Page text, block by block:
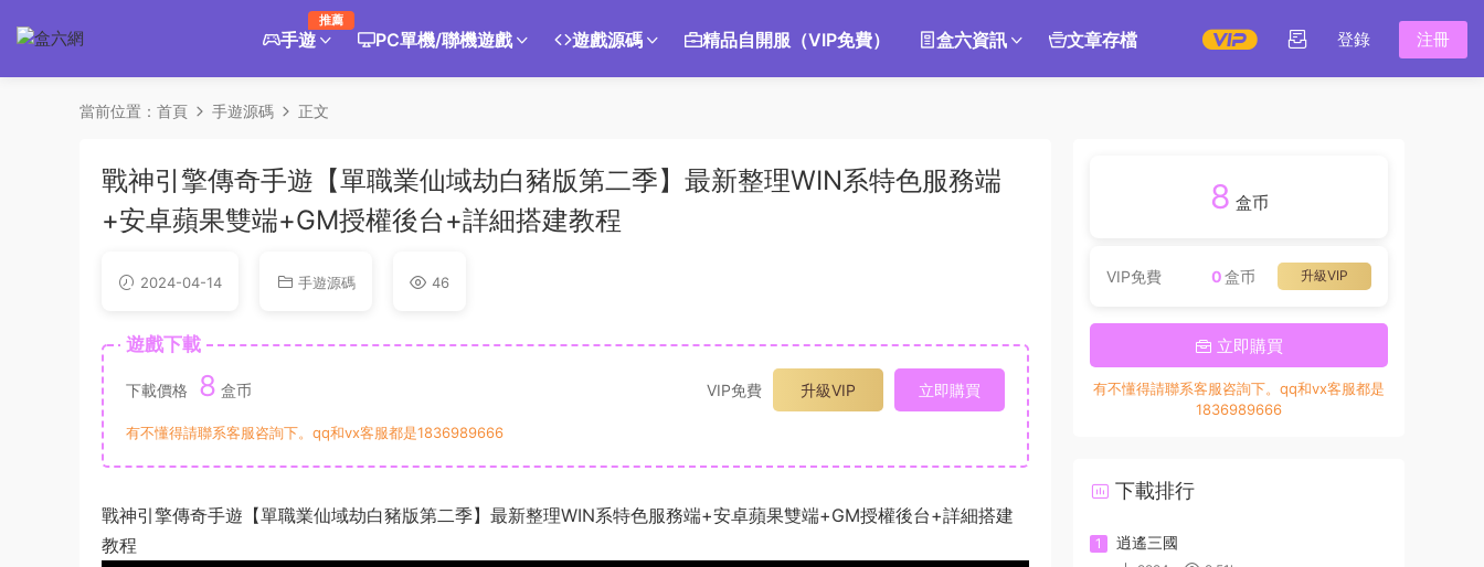
手遊
推薦
PC單機/聯機遊戲 遊戲源碼 精品自開服（VIP免費） 盒六資訊 文章存檔 登錄 注冊
當前位置： 首頁 手遊源碼 正文
戰神引擎傳奇手遊【單職業仙域劫白豬版第二季】最新整理WIN系特色服務端
+安卓蘋果雙端+GM授權後台+詳細搭建教程
2024-04-14 手遊源碼 46
遊戲下載
下載價格 8 盒币 VIP免費 升級VIP 立即購買
有不懂得請聯系客服咨詢下。qq和vx客服都是1836989666
戰神引擎傳奇手遊【單職業仙域劫白豬版第二季】最新整理WIN系特色服務端+安卓蘋果雙端+GM授權後台+詳細搭建
教程
8 盒币
VIP免費 升級VIP
0盒币
立即購買
有不懂得請聯系客服咨詢下。qq和vx客服都是
1836989666
下載排行
1 逍遙三國